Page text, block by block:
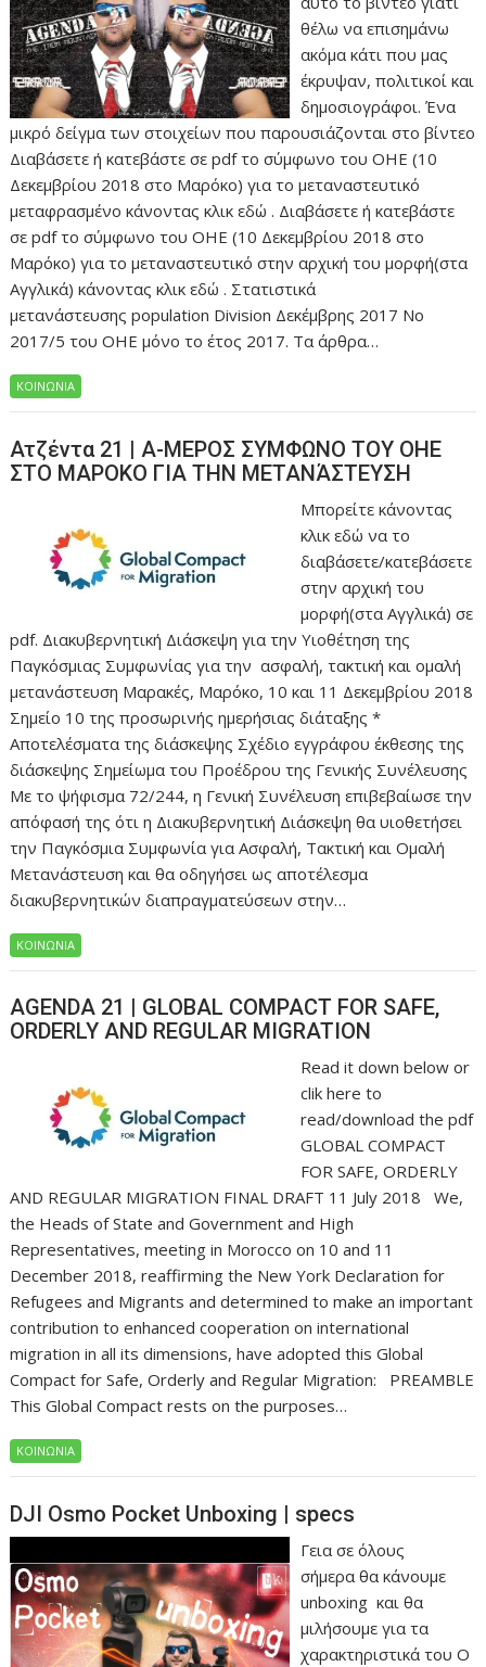
θέλω να επισημάνω
ακόμα κάτι που μας
έκρυψαν, πολιτικοί και
δημοσιογράφοι. Ένα
μικρό δείγμα των στοιχείων που παρουσιάζονται στο βίντεο
Διαβάσετε ή κατεβάστε σε pdf το σύμφωνο του ΟΗΕ (10
Δεκεμβρίου 2018 στο Μαρόκο) για το μεταναστευτικό
μεταφρασμένο κάνοντας κλικ εδώ . Διαβάσετε ή κατεβάστε
σε pdf το σύμφωνο του ΟΗΕ (10 Δεκεμβρίου 2018 στο
Μαρόκο) για το μεταναστευτικό στην αρχική του μορφή(στα
Αγγλικά) κάνοντας κλικ εδώ . Στατιστικά
μετανάστευσης population Division Δεκέμβρης 2017 Νο
2017/5 του ΟΗΕ μόνο το έτος 2017. Τα άρθρα…
ΚΟΙΝΩΝΙΑ
Ατζέντα 21 | Α-ΜΕΡΟΣ ΣΥΜΦΩΝΟ ΤΟΥ ΟΗΕ
ΣΤΟ ΜΑΡΟΚΟ ΓΙΑ ΤΗΝ ΜΕΤΑΝΆΣΤΕΥΣΗ
Μπορείτε κάνοντας
κλικ εδώ να το
διαβάσετε/κατεβάσετε
στην αρχική του
μορφή(στα Αγγλικά) σε
pdf. Διακυβερνητική Διάσκεψη για την Υιοθέτηση της
Παγκόσμιας Συμφωνίας για την ασφαλή, τακτική και ομαλή
μετανάστευση Μαρακές, Μαρόκο, 10 και 11 Δεκεμβρίου 2018
Σημείο 10 της προσωρινής ημερήσιας διάταξης *
Αποτελέσματα της διάσκεψης Σχέδιο εγγράφου έκθεσης της
διάσκεψης Σημείωμα του Προέδρου της Γενικής Συνέλευσης
Με το ψήφισμα 72/244, η Γενική Συνέλευση επιβεβαίωσε την
απόφασή της ότι η Διακυβερνητική Διάσκεψη θα υιοθετήσει
την Παγκόσμια Συμφωνία για Ασφαλή, Τακτική και Ομαλή
Μετανάστευση και θα οδηγήσει ως αποτέλεσμα
διακυβερνητικών διαπραγματεύσεων στην…
ΚΟΙΝΩΝΙΑ
AGENDA 21 | GLOBAL COMPACT FOR SAFE,
ORDERLY AND REGULAR MIGRATION
Read it down below or
clik here to
read/download the pdf
GLOBAL COMPACT
FOR SAFE, ORDERLY
AND REGULAR MIGRATION FINAL DRAFT 11 July 2018 We,
the Heads of State and Government and High
Representatives, meeting in Morocco on 10 and 11
December 2018, reaffirming the New York Declaration for
Refugees and Migrants and determined to make an important
contribution to enhanced cooperation on international
migration in all its dimensions, have adopted this Global
Compact for Safe, Orderly and Regular Migration: PREAMBLE
This Global Compact rests on the purposes…
ΚΟΙΝΩΝΙΑ
DJI Osmo Pocket Unboxing | specs
Γεια σε όλους
σήμερα θα κάνουμε
unboxing και θα
μιλήσουμε για τα
χαρακτηριστικά του O